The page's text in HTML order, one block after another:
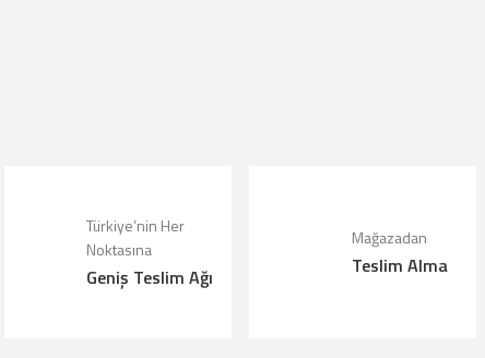
Türkiye’nin Her
Noktasına
Geniş Teslim Ağı
Mağazadan
Teslim Alma